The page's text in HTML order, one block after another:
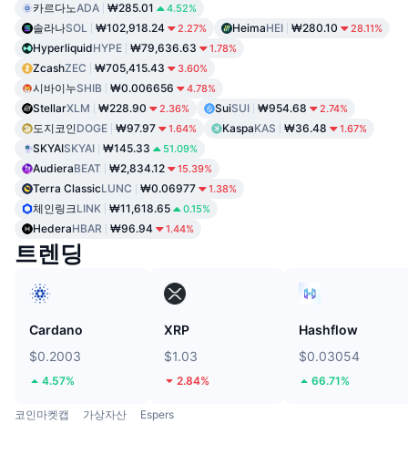
카르다노ADA ₩285.01 4.52%
솔라나SOL ₩102,918.24 2.27% HeimaHEI ₩280.10 28.11%
HyperliquidHYPE ₩79,636.63 1.78%
ZcashZEC ₩705,415.43 3.60%
시바이누SHIB ₩0.006656 4.78%
StellarXLM ₩228.90 2.36% SuiSUI ₩954.68 2.74%
도지코인DOGE ₩97.97 1.64% KaspaKAS ₩36.48 1.67%
SKYAISKYAI ₩145.33 51.09%
AudieraBEAT ₩2,834.12 15.39%
Terra ClassicLUNC ₩0.06977 1.38%
체인링크LINK ₩11,618.65 0.15%
HederaHBAR ₩96.94 1.44%
트렌딩
Cardano
$0.2003
4.57%
XRP
$1.03
2.84%
Hashflow
$0.03054
66.71%
코인마켓캡 가상자산 Espers